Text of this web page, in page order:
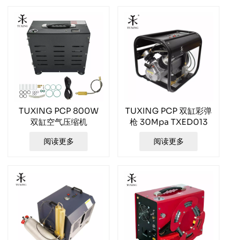
TUXING PCP 800W
双缸空气压缩机
阅读更多
TUXING PCP 双缸彩弹
枪 30Mpa TXED013
阅读更多